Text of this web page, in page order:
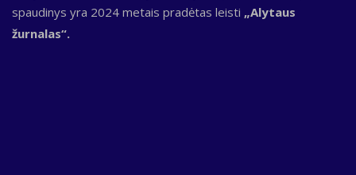
spaudinys yra 2024 metais pradėtas leisti „Alytaus
žurnalas“.